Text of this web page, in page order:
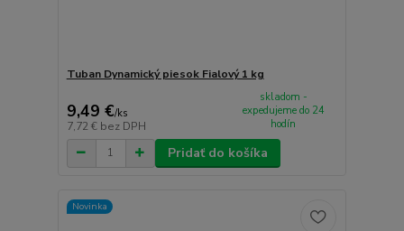
Tuban Dynamický piesok Fialový 1 kg
9,49 €/ks
7,72 € bez DPH
skladom -
expedujeme do 24
hodín
Pridať do košíka
Novinka